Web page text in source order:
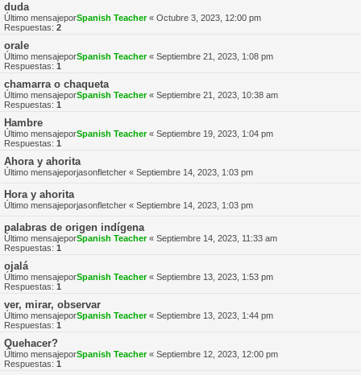
duda
Último mensajeporSpanish Teacher« Octubre 3, 2023, 12:00 pm
Respuestas: 2
orale
Último mensajeporSpanish Teacher« Septiembre 21, 2023, 1:08 pm
Respuestas: 1
chamarra o chaqueta
Último mensajeporSpanish Teacher« Septiembre 21, 2023, 10:38 am
Respuestas: 1
Hambre
Último mensajeporSpanish Teacher« Septiembre 19, 2023, 1:04 pm
Respuestas: 1
Ahora y ahorita
Último mensajeporjasonfletcher « Septiembre 14, 2023, 1:03 pm
Hora y ahorita
Último mensajeporjasonfletcher « Septiembre 14, 2023, 1:03 pm
palabras de origen indígena
Último mensajeporSpanish Teacher« Septiembre 14, 2023, 11:33 am
Respuestas: 1
ojalá
Último mensajeporSpanish Teacher« Septiembre 13, 2023, 1:53 pm
Respuestas: 1
ver, mirar, observar
Último mensajeporSpanish Teacher« Septiembre 13, 2023, 1:44 pm
Respuestas: 1
Quehacer?
Último mensajeporSpanish Teacher« Septiembre 12, 2023, 12:00 pm
Respuestas: 1